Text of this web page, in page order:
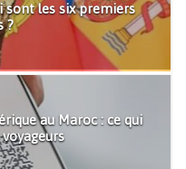
sont les six premiers
?
au Maroc : ce qui